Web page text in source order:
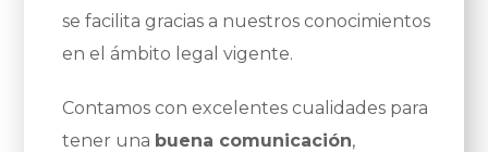
se facilita gracias a nuestros conocimientos
en el ámbito legal vigente.
Contamos con excelentes cualidades para
tener una buena comunicación,